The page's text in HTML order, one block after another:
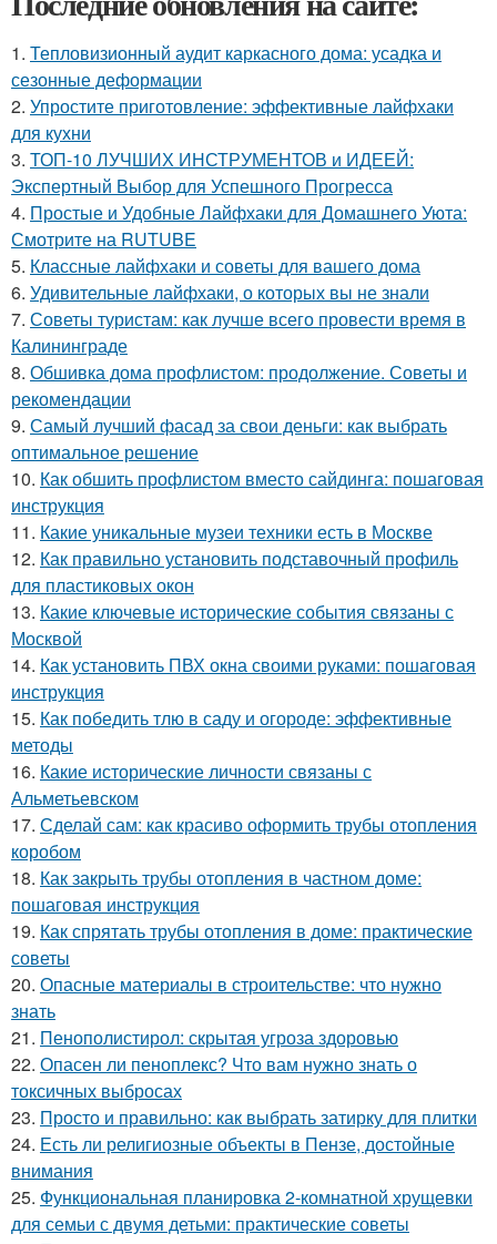
1. Тепловизионный аудит каркасного дома: усадка и
сезонные деформации
2. Упростите приготовление: эффективные лайфхаки
для кухни
3. ТОП-10 ЛУЧШИХ ИНСТРУМЕНТОВ и ИДЕЕЙ:
Экспертный Выбор для Успешного Прогресса
4. Простые и Удобные Лайфхаки для Домашнего Уюта:
Смотрите на RUTUBE
5. Классные лайфхаки и советы для вашего дома
6. Удивительные лайфхаки, о которых вы не знали
7. Советы туристам: как лучше всего провести время в
Калининграде
8. Обшивка дома профлистом: продолжение. Советы и
рекомендации
9. Самый лучший фасад за свои деньги: как выбрать
оптимальное решение
10. Как обшить профлистом вместо сайдинга: пошаговая
инструкция
11. Какие уникальные музеи техники есть в Москве
12. Как правильно установить подставочный профиль
для пластиковых окон
13. Какие ключевые исторические события связаны с
Москвой
14. Как установить ПВХ окна своими руками: пошаговая
инструкция
15. Как победить тлю в саду и огороде: эффективные
методы
16. Какие исторические личности связаны с
Альметьевском
17. Сделай сам: как красиво оформить трубы отопления
коробом
18. Как закрыть трубы отопления в частном доме:
пошаговая инструкция
19. Как спрятать трубы отопления в доме: практические
советы
20. Опасные материалы в строительстве: что нужно
знать
21. Пенополистирол: скрытая угроза здоровью
22. Опасен ли пеноплекс? Что вам нужно знать о
токсичных выбросах
23. Просто и правильно: как выбрать затирку для плитки
24. Есть ли религиозные объекты в Пензе, достойные
внимания
25. Функциональная планировка 2-комнатной хрущевки
для семьи с двумя детьми: практические советы